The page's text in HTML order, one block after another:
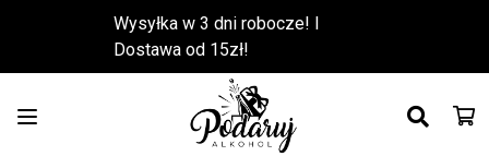
Wysyłka w 3 dni robocze! l
Dostawa od 15zł!